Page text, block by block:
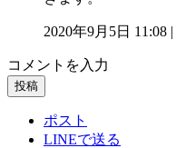
2020年9月5日 11:08 |
コメントを入力
投稿
ポスト
LINEで送る